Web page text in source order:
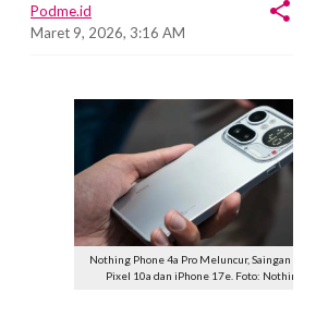
Podme.id
Maret 9, 2026, 3:16 AM
Nothing Phone 4a Pro Meluncur, Saingan Berat
Pixel 10a dan iPhone 17e. Foto: Nothing